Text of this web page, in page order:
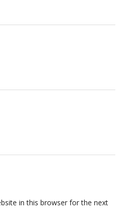
in this browser for the next